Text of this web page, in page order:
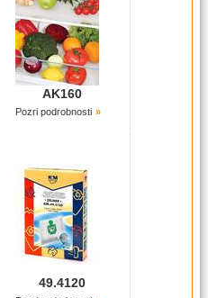
AK160
Pozri podrobnosti
49.4120